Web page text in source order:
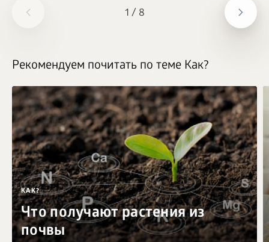
1 / 8
Рекомендуем почитать по теме Как?
КАК?
Что получают растения из
почвы